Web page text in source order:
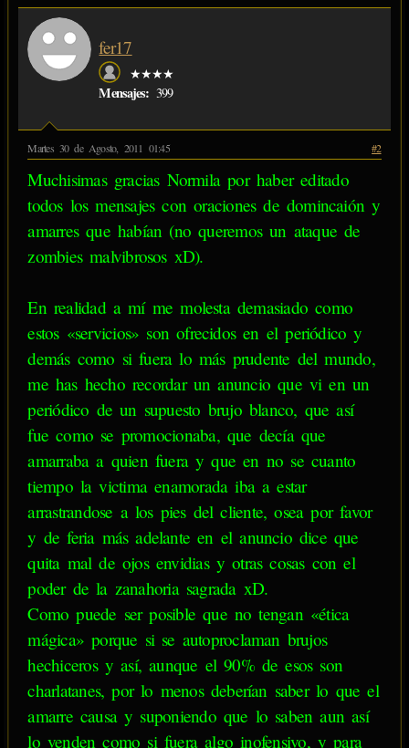
fer17
★★★★
Mensajes: 399
Martes 30 de Agosto, 2011 01:45 #2
Muchisimas gracias Normila por haber editado
todos los mensajes con oraciones de domincaión y
amarres que habían (no queremos un ataque de
zombies malvibrosos xD).
En realidad a mí me molesta demasiado como
estos «servicios» son ofrecidos en el periódico y
demás como si fuera lo más prudente del mundo,
me has hecho recordar un anuncio que vi en un
periódico de un supuesto brujo blanco, que así
fue como se promocionaba, que decía que
amarraba a quien fuera y que en no se cuanto
tiempo la victima enamorada iba a estar
arrastrandose a los pies del cliente, osea por favor
y de feria más adelante en el anuncio dice que
quita mal de ojos envidias y otras cosas con el
poder de la zanahoria sagrada xD.
Como puede ser posible que no tengan «ética
mágica» porque si se autoproclaman brujos
hechiceros y así, aunque el 90% de esos son
charlatanes, por lo menos deberían saber lo que el
amarre causa y suponiendo que lo saben aun así
lo venden como si fuera algo inofensivo, y para